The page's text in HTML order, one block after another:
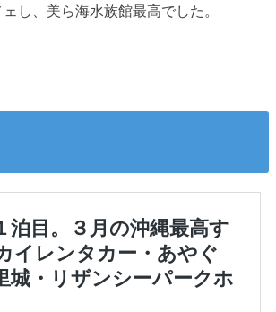
し、美ら海水族館最高でした。